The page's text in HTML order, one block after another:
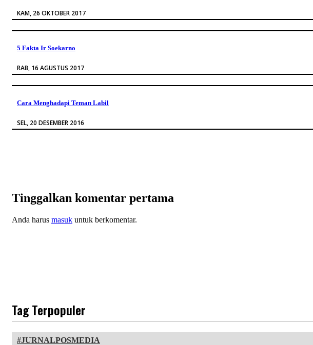
KAM, 26 OKTOBER 2017
5 Fakta Ir Soekarno
RAB, 16 AGUSTUS 2017
Cara Menghadapi Teman Labil
SEL, 20 DESEMBER 2016
Tinggalkan komentar pertama
Anda harus masuk untuk berkomentar.
Tag Terpopuler
JURNALPOSMEDIA